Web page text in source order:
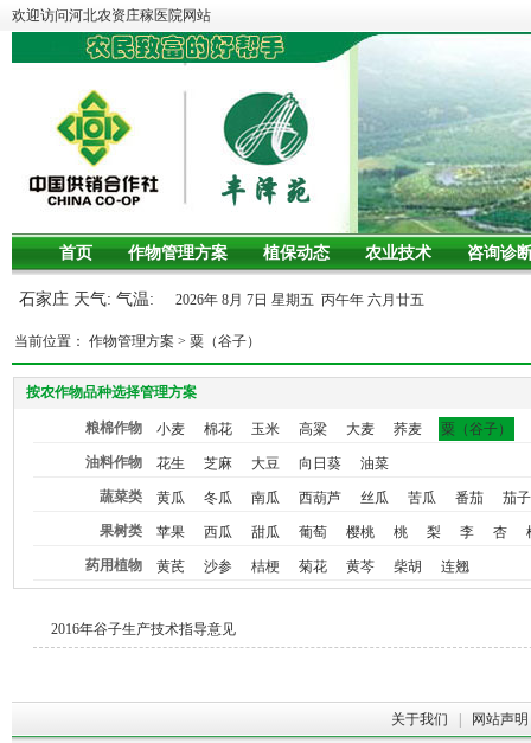
欢迎访问河北农资庄稼医院网站
首页 作物管理方案 植保动态 农业技术 咨询诊
石家庄 天气: 气温: 2026年 8月 7日 星期五 丙午年 六月廿五
当前位置： 作物管理方案 > 粟（谷子）
按农作物品种选择管理方案
粮棉作物 小麦 棉花 玉米 高粱 大麦 荞麦
粟（谷子）
油料作物
花生 芝麻 大豆 向日葵
油菜
蔬菜类
黄瓜 冬瓜 南瓜 西葫芦 丝瓜 苦瓜 番茄
茄子
果树类
苹果 西瓜 甜瓜 葡萄 樱桃 桃 梨 李 杏
药用植物
黄芪 沙参 桔梗 菊花 黄芩 柴胡 连翘
2016年谷子生产技术指导意见
关于我们 网站声明